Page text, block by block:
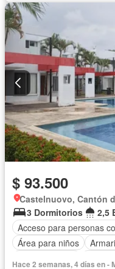
$ 93.500
Castelnuovo, Cantón
3 Dormitorios
2,5
Acceso para personas
Área para niños
Hace 2 semanas, 4 días en -